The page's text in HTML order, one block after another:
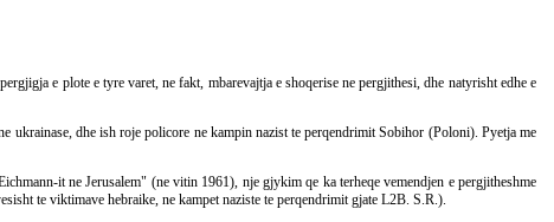
e plote e tyre varet, ne fakt, mbarevajtja e shoqerise ne pergjithesi, dhe natyrisht edhe e
dhe ish roje policore ne kampin nazist te perqendrimit Sobihor (Poloni). Pyetja me
it ne Jerusalem" (ne vitin 1961), nje gjykim qe ka terheqe vemendjen e pergjitheshme
te viktimave hebraike, ne kampet naziste te perqendrimit gjate L2B. S.R.).